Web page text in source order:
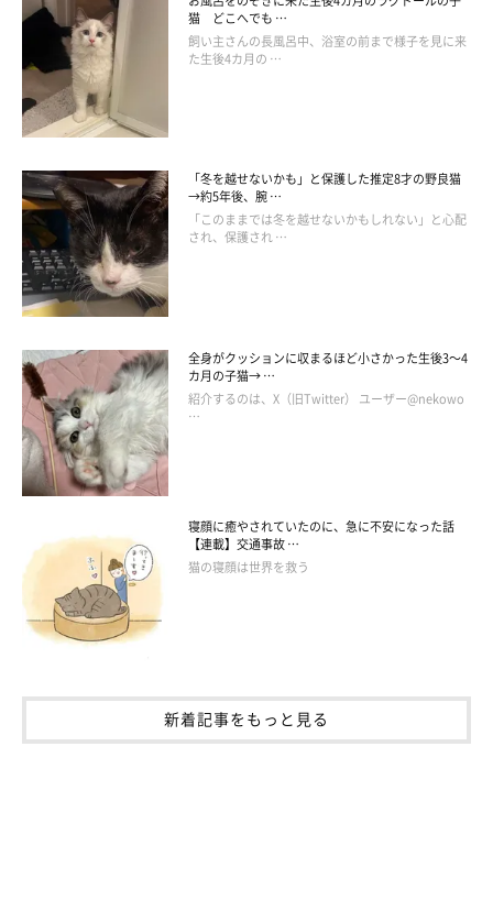
猫 どこへでも …
飼い主さんの長風呂中、浴室の前まで様子を見に来
た生後4カ月の …
「冬を越せないかも」と保護した推定8才の野良猫
→約5年後、腕 …
「このままでは冬を越せないかもしれない」と心配
され、保護され …
全身がクッションに収まるほど小さかった生後3～4
カ月の子猫→ …
紹介するのは、X（旧Twitter） ユーザー@nekowo
…
寝顔に癒やされていたのに、急に不安になった話
【連載】交通事故 …
猫の寝顔は世界を救う
新着記事をもっと見る